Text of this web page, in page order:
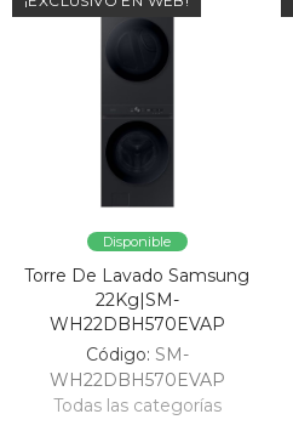
Disponible
Torre De Lavado Samsung
22Kg|SM-
WH22DBH570EVAP
Código: SM-
WH22DBH570EVAP
Todas las categorías